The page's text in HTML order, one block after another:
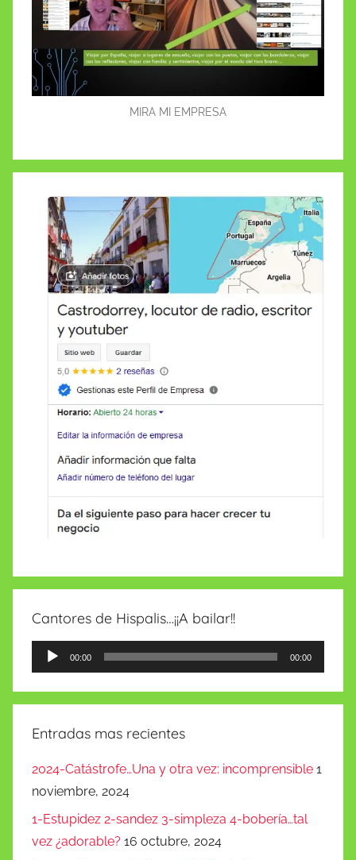
MIRA MI EMPRESA
Cantores de Hispalis…¡¡A bailar!!
Reproductor
de
audio
00:00 00:00
Entradas mas recientes
2024-Catástrofe…Una y otra vez: incomprensible 1
noviembre, 2024
1-Estupidez 2-sandez 3-simpleza 4-bobería…tal
vez ¿adorable? 16 octubre, 2024